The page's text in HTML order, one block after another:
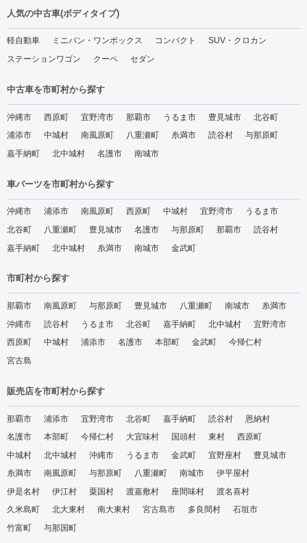
人気の中古車(ボディタイプ)
軽自動車 ミニバン・ワンボックス コンパクト
SUV・クロカン
ステーションワゴン
クーペ セダン
中古車を市町村から探す
沖縄市 西原町 宜野湾市 那覇市 うるま市 豊見城市
北谷町
浦添市
中城村 南風原町 八重瀬町 糸満市 読谷村
与那原町
嘉手納町
北中城村 名護市 南城市
車パーツを市町村から探す
沖縄市 浦添市 南風原町 西原町 中城村 宜野湾市
うるま市
北谷町
八重瀬町 豊見城市 名護市 与那原町 那覇市
読谷村
嘉手納町
北中城村 糸満市 南城市 金武町
市町村から探す
那覇市 南風原町 与那原町 豊見城市 八重瀬町 南城市
糸満市
沖縄市
読谷村 うるま市 北谷町 嘉手納町 北中城村
宜野湾市
西原町
中城村 浦添市 名護市 本部町 金武町
今帰仁村
宮古島
販売店を市町村から探す
那覇市 浦添市 宜野湾市 北谷町 嘉手納町 読谷村
恩納村
名護市
本部町 今帰仁村 大宜味村 国頭村 東村
西原町
中城村
北中城村 沖縄市 うるま市 金武町 宜野座村
豊見城市
糸満市
南風原町 与那原町 八重瀬町 南城市
伊平屋村
伊是名村
伊江村 粟国村 渡嘉敷村 座間味村
渡名喜村
久米島町
北大東村 南大東村 宮古島市 多良間村
石垣市
竹富町
与那国町